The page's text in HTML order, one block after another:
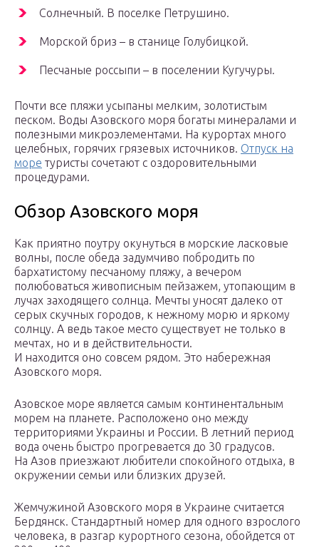
Солнечный. В поселке Петрушино.
Морской бриз – в станице Голубицкой.
Песчаные россыпи – в поселении Кугучуры.
Почти все пляжи усыпаны мелким, золотистым
песком. Воды Азовского моря богаты минералами и
полезными микроэлементами. На курортах много
целебных, горячих грязевых источников. Отпуск на
море туристы сочетают с оздоровительными
процедурами.
Обзор Азовского моря
Как приятно поутру окунуться в морские ласковые
волны, после обеда задумчиво побродить по
бархатистому песчаному пляжу, а вечером
полюбоваться живописным пейзажем, утопающим в
лучах заходящего солнца. Мечты уносят далеко от
серых скучных городов, к нежному морю и яркому
солнцу. А ведь такое место существует не только в
мечтах, но и в действительности.
И находится оно совсем рядом. Это набережная
Азовского моря.
Азовское море является самым континентальным
морем на планете. Расположено оно между
территориями Украины и России. В летний период
вода очень быстро прогревается до 30 градусов.
На Азов приезжают любители спокойного отдыха, в
окружении семьи или близких друзей.
Жемчужиной Азовского моря в Украине считается
Бердянск. Стандартный номер для одного взрослого
человека, в разгар курортного сезона, обойдется от